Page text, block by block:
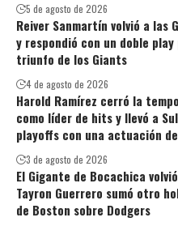
5 de agosto de 2026
Reiver Sanmartín volvió a las
y respondió con un doble
triunfo de los Giants
4 de agosto de 2026
Harold Ramírez cerró la
como líder de hits y llevó a
playoffs con una actuación
3 de agosto de 2026
El Gigante de Bocachica
Tayron Guerrero sumó otro
de Boston sobre Dodgers